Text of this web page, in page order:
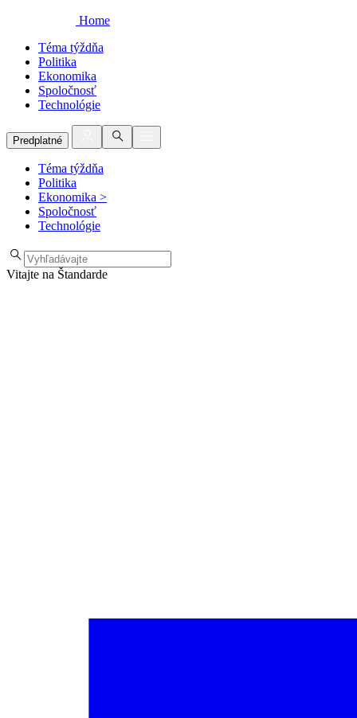
Home
Téma týždňa
Politika
Ekonomika
Spoločnosť
Technológie
Predplatné
Téma týždňa
Politika
Ekonomika >
Spoločnosť
Technológie
Vitajte na Štandarde